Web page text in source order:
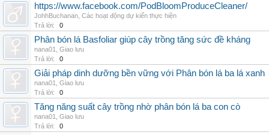
https://www.facebook.com/PodBloomProduceCleaner/
JohhBuchanan Các hoạt động dự kiến thực hiện
Trả lời:
0
Phân bón lá Basfoliar giúp cây trồng tăng sức đề kháng
nana01
Giao lưu
Trả lời:
0
Giải pháp dinh dưỡng bền vững với Phân bón lá ba lá xanh
nana01
Giao lưu
Trả lời:
0
Tăng năng suất cây trồng nhờ phân bón lá ba con cò
nana01
Giao lưu
Trả lời:
0